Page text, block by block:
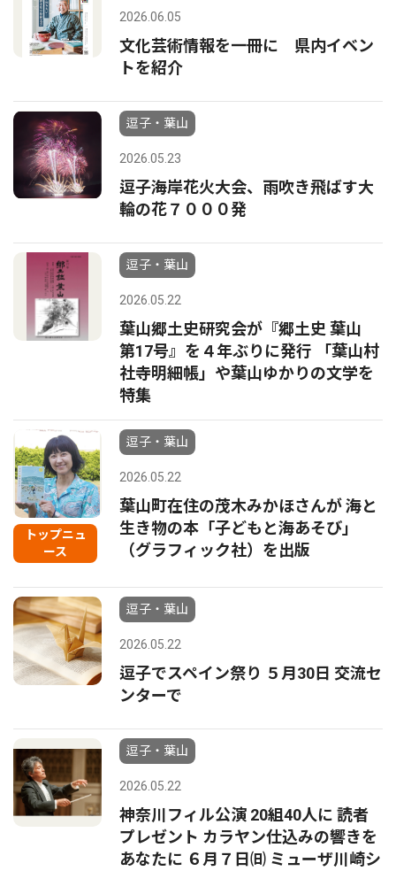
2026.06.05
文化芸術情報を一冊に 県内イベン
トを紹介
逗子・葉山
2026.05.23
逗子海岸花火大会、雨吹き飛ばす大
輪の花７０００発
逗子・葉山
2026.05.22
葉山郷土史研究会が『郷土史 葉山
第17号』を４年ぶりに発行 「葉山村
社寺明細帳」や葉山ゆかりの文学を
特集
トップニュ
ース
逗子・葉山
2026.05.22
葉山町在住の茂木みかほさんが 海と
生き物の本「子どもと海あそび」
（グラフィック社）を出版
逗子・葉山
2026.05.22
逗子でスペイン祭り ５月30日 交流セ
ンターで
逗子・葉山
2026.05.22
神奈川フィル公演 20組40人に 読者
プレゼント カラヤン仕込みの響きを
あなたに ６月７日㈰ ミューザ川崎シ